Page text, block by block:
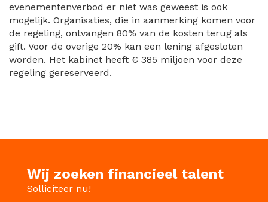
evenementenverbod er niet was geweest is ook
mogelijk. Organisaties, die in aanmerking komen voor
de regeling, ontvangen 80% van de kosten terug als
gift. Voor de overige 20% kan een lening afgesloten
worden. Het kabinet heeft € 385 miljoen voor deze
regeling gereserveerd.
Wij zoeken financieel talent
Solliciteer nu!